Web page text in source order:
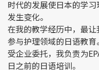
时代的发展使日本的学
发生变化。
在我的教学经历中，最
参与护理领域的日语教育。
受企业委托，我负责为
日之前的日语培训。